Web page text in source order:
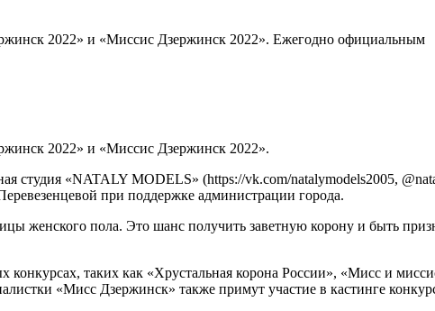
2022» и «Миссис Дзержинск 2022». Ежегодно официальным
2022» и «Миссис Дзержинск 2022».
студия «NATALY MODELS» (https://vk.com/natalymodels2005,
при поддержке администрации города.
женского пола. Это шанс получить заветную корону и быть
таких как «Хрустальная корона России», «Мисс и
«Мисс Дзержинск» также примут участие в кастинге